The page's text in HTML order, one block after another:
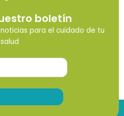
boletín
para el cuidado de tu
salud